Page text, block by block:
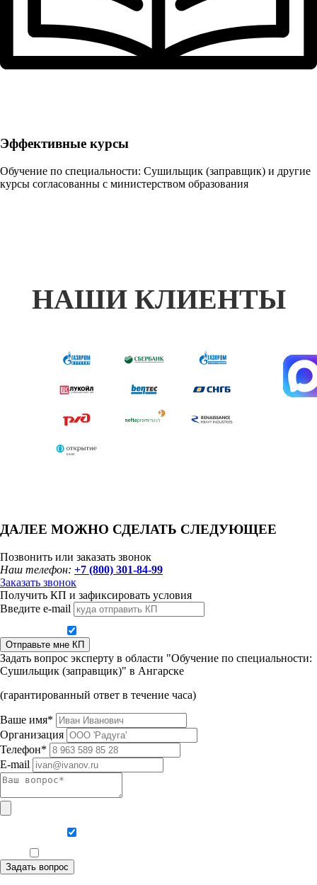
Эффективные курсы
Обучение по специальности: Сушильщик (заправщик) и другие
курсы согласованны с министерством образования
НАШИ КЛИЕНТЫ
ДАЛЕЕ МОЖНО СДЕЛАТЬ СЛЕДУЮЩЕЕ
Позвонить или заказать звонок
Наш телефон: +7 (800) 301-84-99
Заказать звонок
Получить КП и зафиксировать условия
Введите e-mail
Отправьте мне КП
Задать вопрос эксперту в области "Обучение по специальности:
Сушильщик (заправщик)" в Ангарске
(гарантированный ответ в течение часа)
Ваше имя*
Организация
Телефон*
E-mail
Задать вопрос